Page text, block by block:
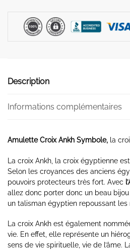
Ankh
Symbole
Description
Informations complémentaires
Amulette Croix Ankh Symbole, la
La croix Ankh, la croix égyptienne
Selon les croyances des anciens
pouvoirs protecteurs très fort. Avec
allez donc porter donc un beau
un talisman égyptien repoussant les
La croix Ankh est également
vie. En effet, elle représente un
sens de vie spirituelle, vie de l’âme.